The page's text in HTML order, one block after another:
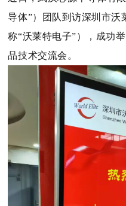
导体”）团队到访深圳市沃
称“沃莱特电子”），成功
品技术交流会。